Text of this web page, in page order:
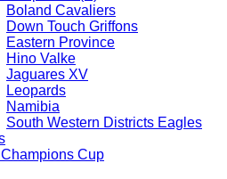
Boland Cavaliers
Down Touch Griffons
Eastern Province
Hino Valke
Jaguares XV
Leopards
Namibia
South Western Districts Eagles
Cup